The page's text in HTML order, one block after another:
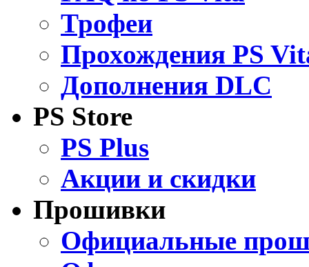
Трофеи
Прохождения PS
Дополнения DLC
PS Store
PS Plus
Акции и скидки
Прошивки
Официальные